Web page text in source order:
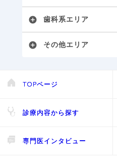
add_circle 歯科系エリア
add_circle その他エリア
TOPページ
診療内容から探す
専門医インタビュー